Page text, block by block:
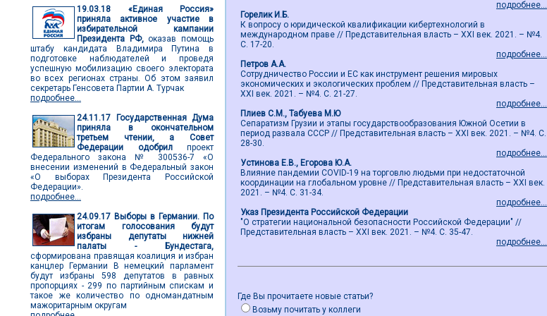
19.03.18
«Единая Россия»
приняла активное участие в
избирательной кампании
Президента РФ,оказав помощь
штабу кандидата Владимира Путина в
подготовке наблюдателей и проведя
успешную мобилизацию своего электората
во всех регионах страны. Об этом заявил
секретарь Генсовета Партии А. Турчак
подробнее...
24.11.17
Государственная Дума
приняла в окончательном
третьем чтении, а Совет
Федерации одобрил проект
Федерального закона № 300536-7 «О
внесении изменений в Федеральный закон
«О выборах Президента Российской
Федерации».
подробнее...
24.09.17 Выборы в Германии. По
итогам голосования будут
избраны депутаты нижней
палаты - Бундестага,
сформирована правящая коалиция и избран
канцлер Германии В немецкий парламент
будут избраны 598 депутатов в равных
пропорциях - 299 по партийным спискам и
такое же количество по одномандатным
мажоритарным округам
подробнее...
Горелик И.Б.
К вопросу о юридической квалификации кибертехнологий в
международном праве // Представительная власть – ХХI век. 2021. – №4.
С. 17-20.
подробнее...
Петров А.А.
Сотрудничество России и ЕС как инструмент решения мировых
экономических и экологических проблем // Представительная власть –
ХХI век. 2021. – №4. С. 21-27.
подробнее...
Плиев С.М., Табуева М.Ю
Сепаратизм Грузии и этапы государствообразования Южной Осетии в
период развала СССР // Представительная власть – ХХI век. 2021. – №4. С.
28-30.
подробнее...
Устинова Е.В., Егорова Ю.А.
Влияние пандемии COVID-19 на торговлю людьми при недостаточной
координации на глобальном уровне // Представительная власть – ХХI век.
2021. – №4. С. 31-34.
подробнее...
Указ Президента Российской Федерации
"О стратегии национальной безопасности Российской Федерации" //
Представительная власть – ХХI век. 2021. – №4. С. 35-47.
подробнее...
Где Вы прочитаете новые статьи?
Возьму почитать у коллеги